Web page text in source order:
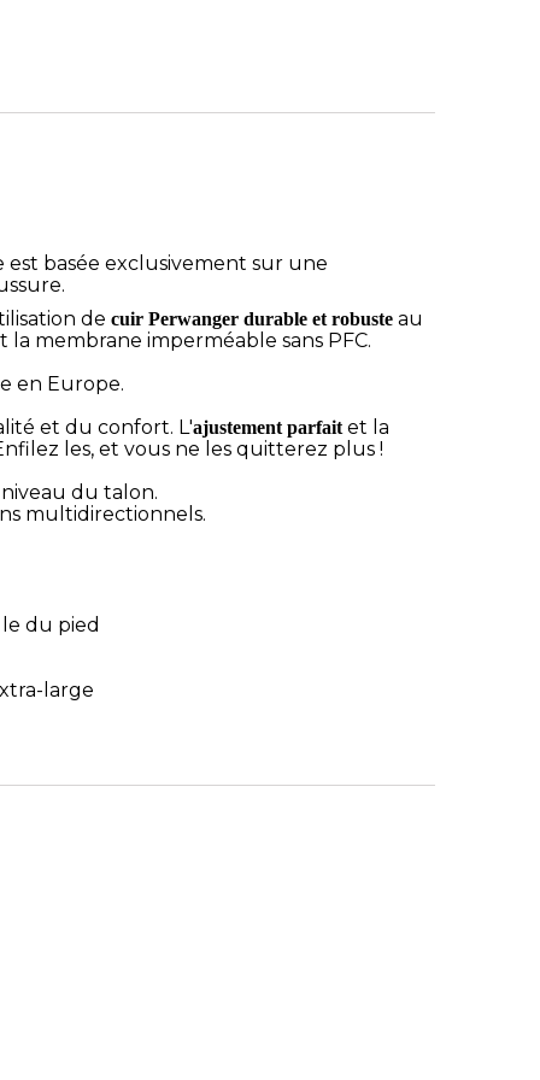
est basée exclusivement sur une
de cuir Perwanger durable et robuste au
la membrane imperméable sans PFC.
en Europe.
et du confort. L'ajustement parfaitet la
les, et vous ne les quitterez plus !
du talon.
multidirectionnels.
du pied
large